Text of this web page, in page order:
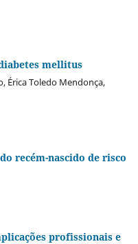
mellitus
Érica Toledo Mendonça,
recém-nascido de risco
profissionais e